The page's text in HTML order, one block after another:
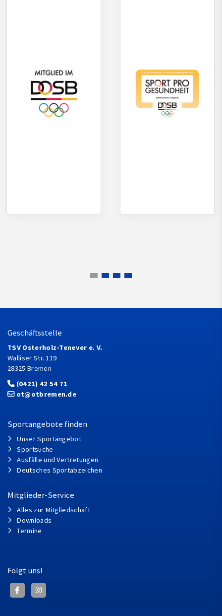
Geschäftsstelle
TSV Osterholz-Tenever e. V.
Walliser Str. 119
28325 Bremen
(0421) 42 54 71
ot@otbremen.de
Sportangebote finden
Unser Sportangebot
Sportsuche
Ausfälle und Vertretungen
Deutsches Sportabzeichen
Mitglieder-Service
Alles zur Mitgliedschaft
Downloads
Termine
Folgt uns!